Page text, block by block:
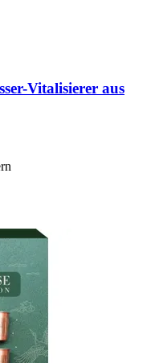
​Vitalisierer aus